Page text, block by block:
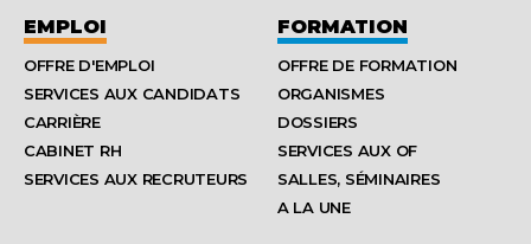
EMPLOI
OFFRE D'EMPLOI
SERVICES AUX CANDIDATS
CARRIÈRE
CABINET RH
SERVICES AUX RECRUTEURS
FORMATION
OFFRE DE FORMATION
ORGANISMES
DOSSIERS
SERVICES AUX OF
SALLES, SÉMINAIRES
A LA UNE